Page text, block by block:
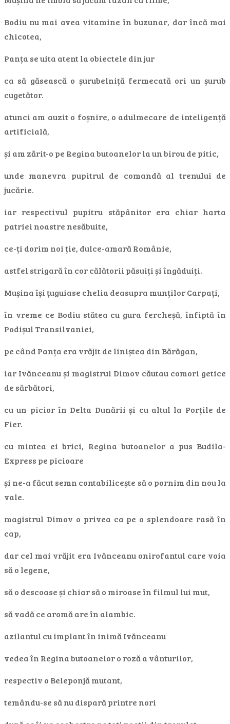
Bodiu nu mai avea vitamine în buzunar, dar încă mai
chicotea,
Panța se uita atent la obiectele din jur
ca să găsească o șurubelniță fermecată ori un șurub
cugetător.
atunci am auzit o foșnire, o adulmecare de inteligență
artificială,
și am zărit-o pe Regina butoanelor la un birou de pitic,
unde manevra pupitrul de comandă al trenului de
jucărie.
iar respectivul pupitru stăpânitor era chiar harta
patriei noastre nesăbuite,
ce-ți dorim noi ție, dulce-amară Românie,
astfel strigară în cor călătorii păsuiți și îngăduiți.
Mușina își țuguiase chelia deasupra munților Carpați,
în vreme ce Bodiu stătea cu gura fercheșă, înfiptă în
Podișul Transilvaniei,
pe când Panța era vrăjit de liniștea din Bărăgan,
iar Ivănceanu și magistrul Dimov căutau comori getice
de sărbători,
cu un picior în Delta Dunării și cu altul la Porțile de
Fier.
cu mintea ei brici, Regina butoanelor a pus Budila-
Express pe picioare
și ne-a făcut semn contabilicește să o pornim din nou la
vale.
magistrul Dimov o privea ca pe o splendoare rasă în
cap,
dar cel mai vrăjit era Ivănceanu onirofantul care voia
să o legene,
să o descoase și chiar să o miroase în filmul lui mut,
să vadă ce aromă are în alambic.
azilantul cu implant în inimă Ivănceanu
vedea în Regina butoanelor o roză a vânturilor,
respectiv o Beleponjă mutant,
temându-se să nu dispară printre nori